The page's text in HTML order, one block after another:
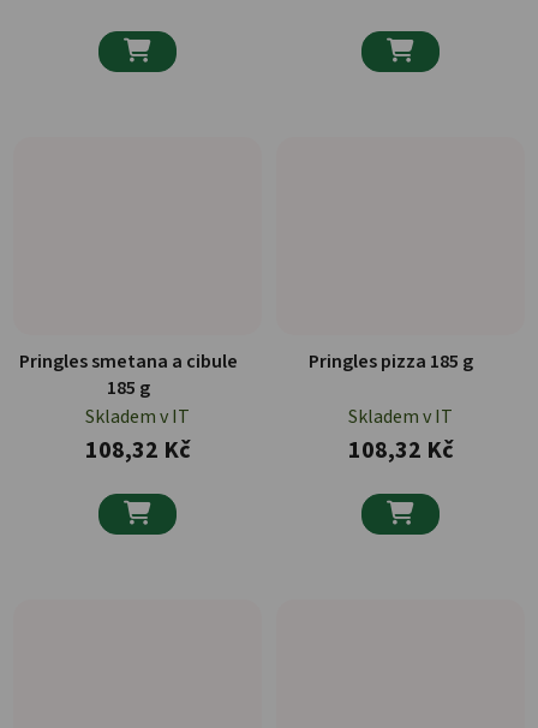
 
Pringles smetana a cibule
185 g
Skladem v IT
108,32 Kč

Pringles pizza 185 g
Skladem v IT
108,32 Kč
